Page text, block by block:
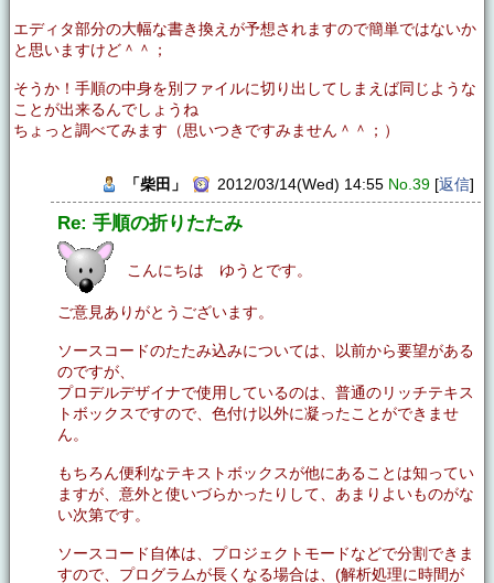
エディタ部分の大幅な書き換えが予想されますので簡単ではないか
と思いますけど＾＾；
そうか！手順の中身を別ファイルに切り出してしまえば同じような
ことが出来るんでしょうね
ちょっと調べてみます（思いつきですみません＾＾；）
「柴田」 2012/03/14(Wed) 14:55 No.39 [返信]
Re: 手順の折りたたみ
こんにちは ゆうとです。
ご意見ありがとうございます。
ソースコードのたたみ込みについては、以前から要望がある
のですが、
プロデルデザイナで使用しているのは、普通のリッチテキス
トボックスですので、色付け以外に凝ったことができませ
ん。
もちろん便利なテキストボックスが他にあることは知ってい
ますが、意外と使いづらかったりして、あまりよいものがな
い次第です。
ソースコード自体は、プロジェクトモードなどで分割できま
すので、プログラムが長くなる場合は、(解析処理に時間が